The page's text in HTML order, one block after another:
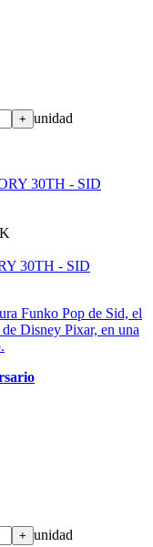
+ unidad
30TH - SID
Funko Pop de Sid, el
Disney Pixar, en una
+ unidad